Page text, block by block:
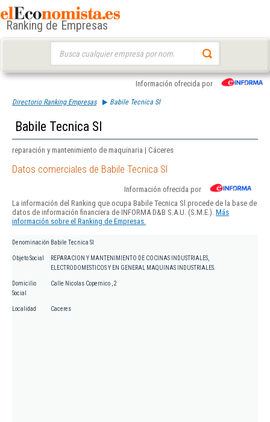
Ranking de Empresas
Información ofrecida por
Directorio Ranking Empresas Babile Tecnica Sl
Babile Tecnica Sl
reparación y mantenimiento de maquinaria | Cáceres
Datos comerciales de Babile Tecnica Sl
Información ofrecida por
La información del Ranking que ocupa Babile Tecnica Sl procede de la base de
datos de información financiera de INFORMA D&B S.A.U. (S.M.E.). Más
información sobre el Ranking de Empresas.
Denominación Babile Tecnica Sl
Objeto Social
REPARACION Y MANTENIMIENTO DE COCINAS INDUSTRIALES,
ELECTRODOMESTICOS Y EN GENERAL MAQUINAS INDUSTRIALES.
Domicilio
Social
Calle Nicolas Copernico , 2
Localidad Caceres